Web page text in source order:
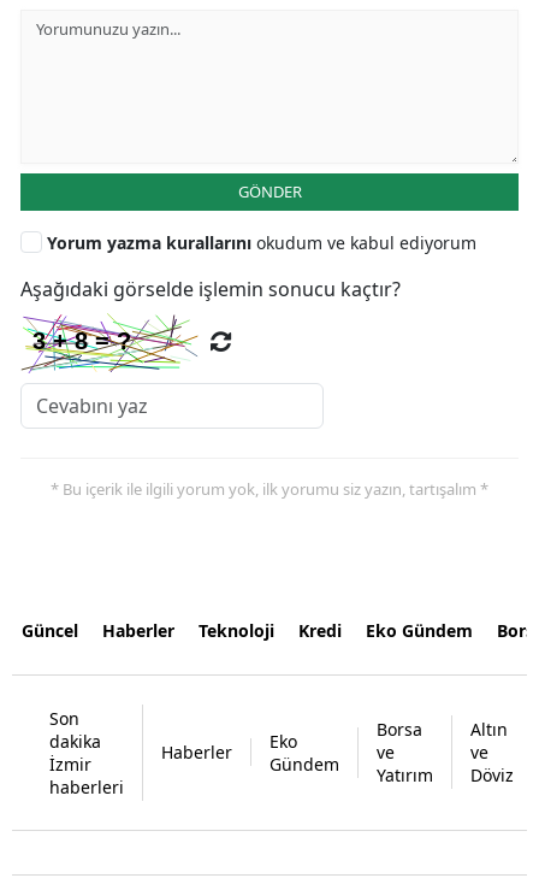
GÖNDER
Yorum yazma kurallarını okudum ve kabul ediyorum
Aşağıdaki görselde işlemin sonucu kaçtır?
* Bu içerik ile ilgili yorum yok, ilk yorumu siz yazın, tartışalım *
Güncel Haberler Teknoloji Kredi Eko Gündem
Son
dakika
İzmir
haberleri
Haberler
Eko
Gündem
Borsa
ve
Yatırım
Altın
ve
Döviz